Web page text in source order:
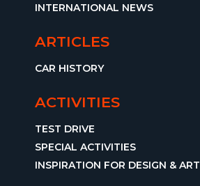
INTERNATIONAL NEWS
ARTICLES
CAR HISTORY
ACTIVITIES
TEST DRIVE
SPECIAL ACTIVITIES
INSPIRATION FOR DESIGN & ART